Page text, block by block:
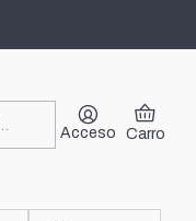
Acceso Carro